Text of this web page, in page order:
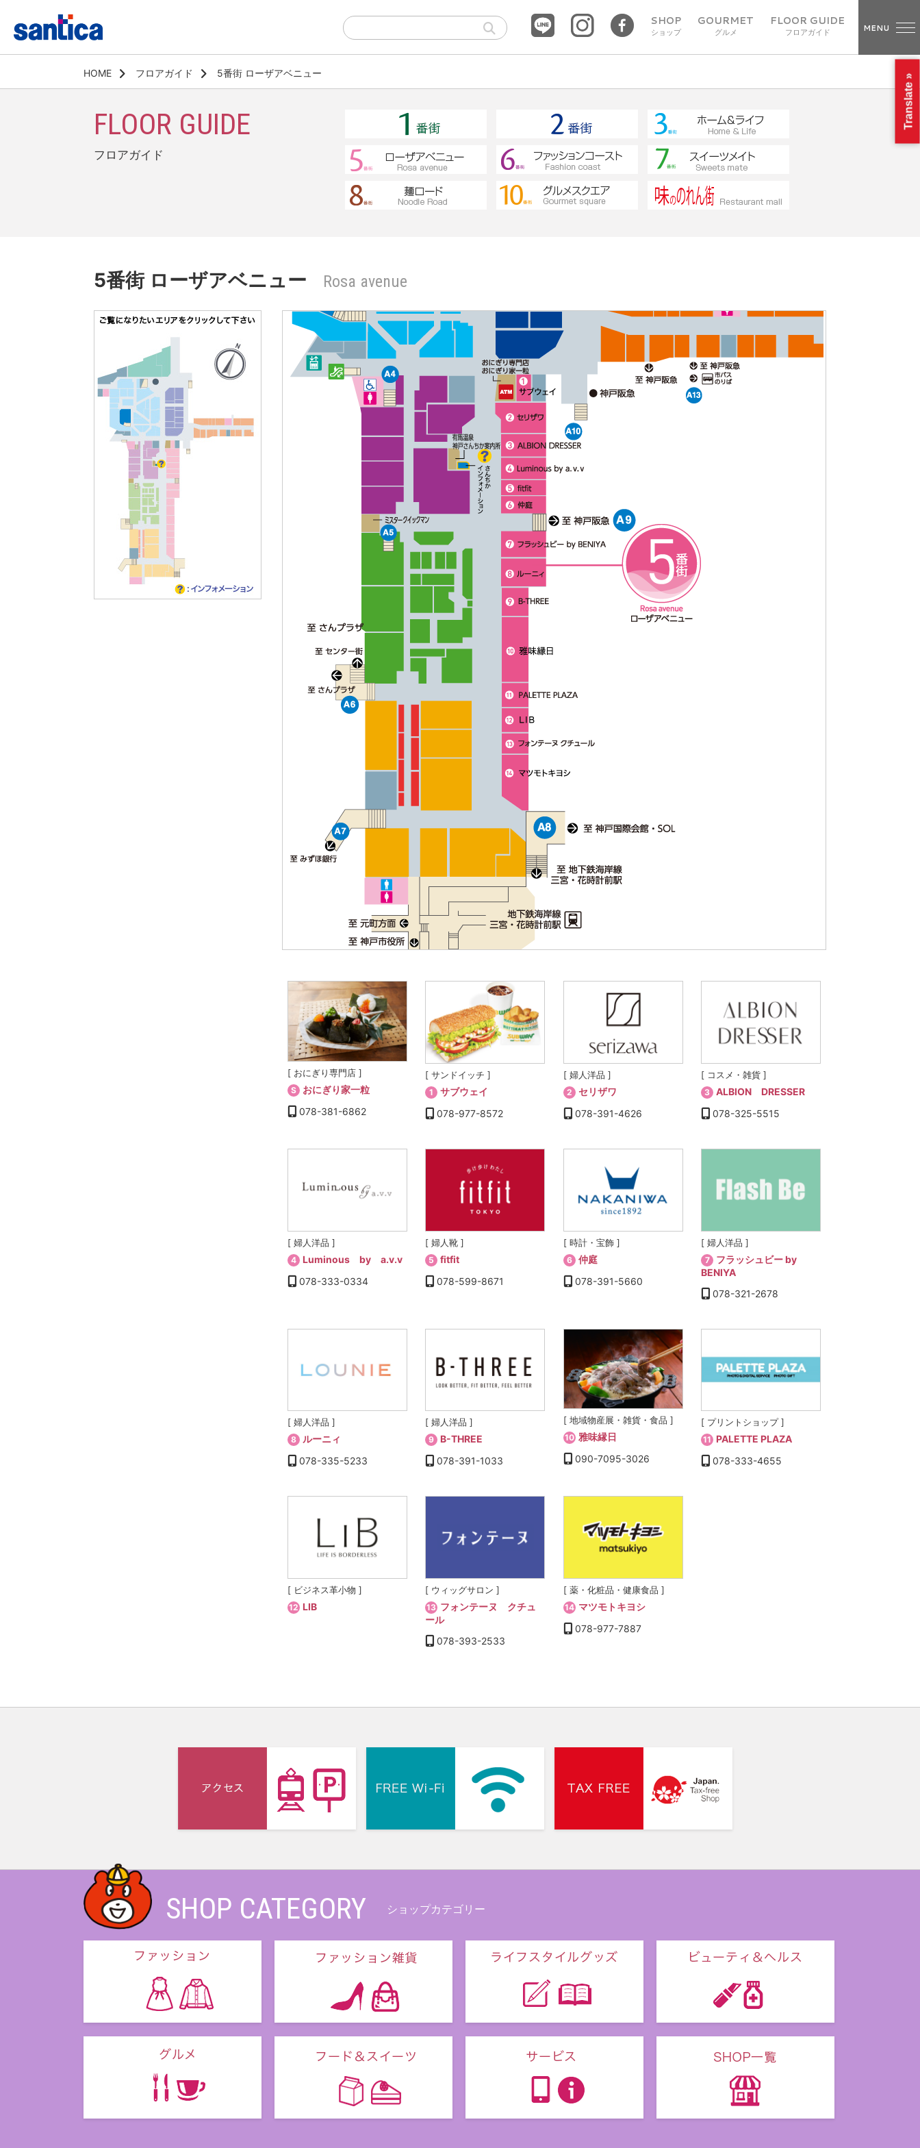
SHOP
ショップ
GOURMET
グルメ
FLOOR GUIDE
フロアガイド MENU
HOME フロアガイド 5番街 ローザアベニュー
FLOOR GUIDE
フロアガイド
5番街 ローザアベニュー Rosa avenue
[ おにぎり専門店 ]
S
おにぎり家一粒
078-381-6862
[ サンドイッチ ]
1
サブウェイ
078-977-8572
[ 婦人洋品 ]
2
セリザワ
078-391-4626
[ コスメ・雑貨 ]
3
ALBION DRESSER
078-325-5515
[ 婦人洋品 ]
4
Luminous by a.v.v
078-333-0334
[ 婦人靴 ]
5
fitfit
078-599-8671
[ 時計・宝飾 ]
6
仲庭
078-391-5660
[ 婦人洋品 ]
7
フラッシュビー by
BENIYA
078-321-2678
[ 婦人洋品 ]
8
ルーニィ
078-335-5233
[ 婦人洋品 ]
9
B-THREE
078-391-1033
[ 地域物産展・雑貨・食品 ]
10 雅味縁日
090-7095-3026
[ プリントショップ ]
11 PALETTE PLAZA
078-333-4655
[ ビジネス革小物 ]
12 LIB
[ ウィッグサロン ]
13 フォンテーヌ クチュ
ール
078-393-2533
[ 薬・化粧品・健康食品 ]
14 マツモトキヨシ
078-977-7887
SHOP CATEGORY ショップカテゴリー
Translate »